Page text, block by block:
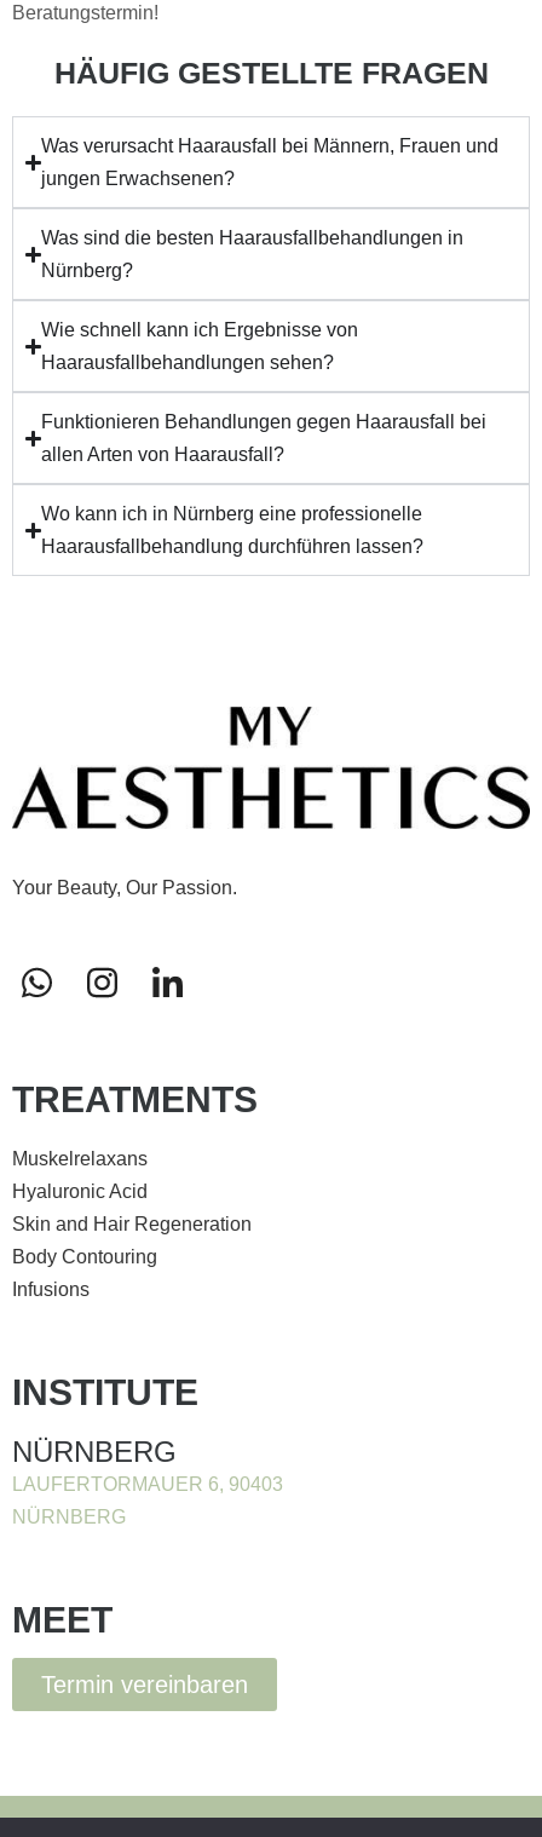
Beratungstermin!
HÄUFIG GESTELLTE FRAGEN
Was verursacht Haarausfall bei Männern, Frauen und
jungen Erwachsenen?
Was sind die besten Haarausfallbehandlungen in
Nürnberg?
Wie schnell kann ich Ergebnisse von
Haarausfallbehandlungen sehen?
Funktionieren Behandlungen gegen Haarausfall bei
allen Arten von Haarausfall?
Wo kann ich in Nürnberg eine professionelle
Haarausfallbehandlung durchführen lassen?
Your Beauty, Our Passion.
TREATMENTS
Muskelrelaxans
Hyaluronic Acid
Skin and Hair Regeneration
Body Contouring
Infusions
INSTITUTE
NÜRNBERG
LAUFERTORMAUER 6, 90403
NÜRNBERG
MEET
Termin vereinbaren